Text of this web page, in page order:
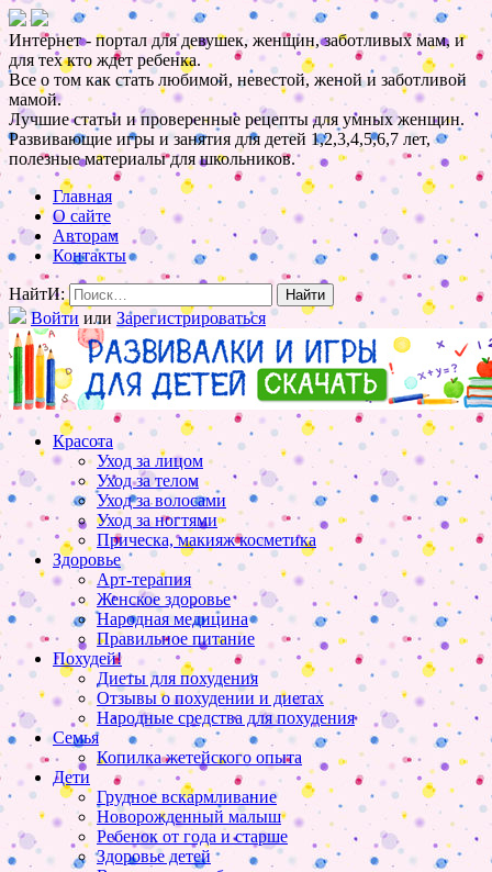
Интернет - портал для девушек, женщин, заботливых мам, и
для тех кто ждет ребенка.
Все о том как стать любимой, невестой, женой и заботливой
мамой.
Лучшие статьи и проверенные рецепты для умных женщин.
Развивающие игры и занятия для детей 1,2,3,4,5,6,7 лет,
полезные материалы для школьников.
Главная
О сайте
Авторам
Контакты
НайтИ:
Войти или Зарегистрироваться
Красота
Уход за лицом
Уход за телом
Уход за волосами
Уход за ногтями
Прическа, макияж косметика
Здоровье
Арт-терапия
Женское здоровье
Народная медицина
Правильное питание
Похудей!
Диеты для похудения
Отзывы о похудении и диетах
Народные средства для похудения
Семья
Копилка жетейского опыта
Дети
Грудное вскармливание
Новорожденный малыш
Ребенок от года и старше
Здоровье детей